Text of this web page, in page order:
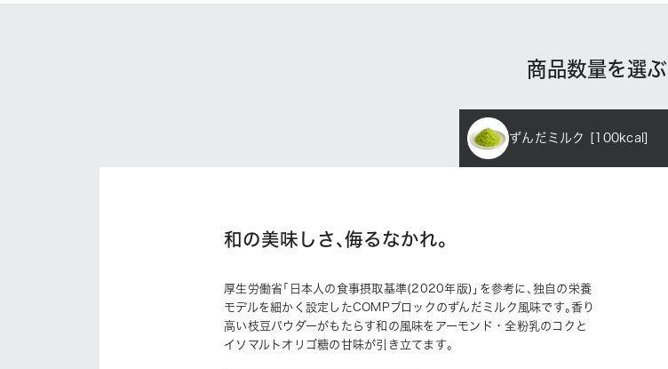
商品数量を選ぶ
ずんだミルク [100kcal]
和の美味しさ､侮るなかれ｡
厚生労働省｢日本人の食事摂取基準(2020年版)｣を参考に､独自の栄養
モデルを細かく設定したCOMPブロックのずんだミルク風味です｡香り
高い枝豆パウダーがもたらす和の風味をアーモンド・全粉乳のコクと
イソマルトオリゴ糖の甘味が引き立てます｡